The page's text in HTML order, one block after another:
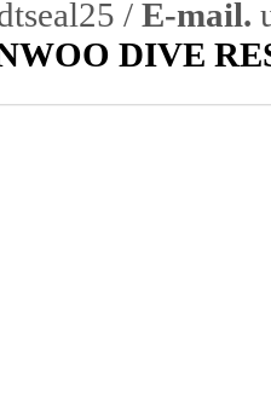
/ E-mail.
DIVE